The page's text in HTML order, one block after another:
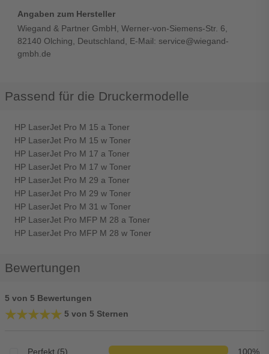
Angaben zum Hersteller
Wiegand & Partner GmbH, Werner-von-Siemens-Str. 6,
82140 Olching, Deutschland, E-Mail: service@wiegand-
gmbh.de
Passend für die Druckermodelle
HP LaserJet Pro M 15 a Toner
HP LaserJet Pro M 15 w Toner
HP LaserJet Pro M 17 a Toner
HP LaserJet Pro M 17 w Toner
HP LaserJet Pro M 29 a Toner
HP LaserJet Pro M 29 w Toner
HP LaserJet Pro M 31 w Toner
HP LaserJet Pro MFP M 28 a Toner
HP LaserJet Pro MFP M 28 w Toner
Bewertungen
5 von 5 Bewertungen
★★★★★
★★★★★ 5 von 5 Sternen
Perfekt (5) 100%